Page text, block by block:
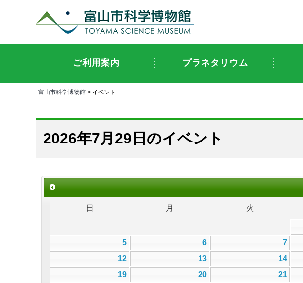
ご利用案内 プラネタリウム
富山市科学博物館 > イベント
2026年7月29日のイベント
日 月 火
5
6 7
12
13 14
19
20 21